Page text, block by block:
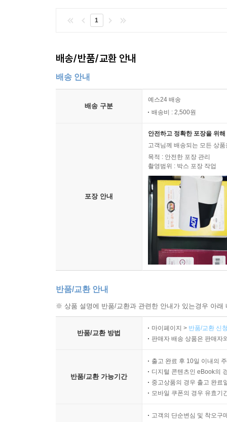
1
배송/반품/교환 안내
배송 안내
배송 구분
예스24 배송
배송비 : 2,500원
포장 안내
안전하고 정확한 포장을 위
고객님께 배송되는 모든 상
목적 : 안전한 포장 관리
촬영범위 : 박스 포장 작업
반품/교환 안내
※ 상품 설명에 반품/교환과 관련한 안내가 있는경우 아
반품/교환 방법
마이페이지 > 반품/교환 신
판매자 배송 상품은 판매자
반품/교환 가능기간
출고 완료 후 10일 이내의
디지털 콘텐츠인 eBook의
중고상품의 경우 출고 완료
모바일 쿠폰의 경우 유효기
고객의 단순변심 및 착오구